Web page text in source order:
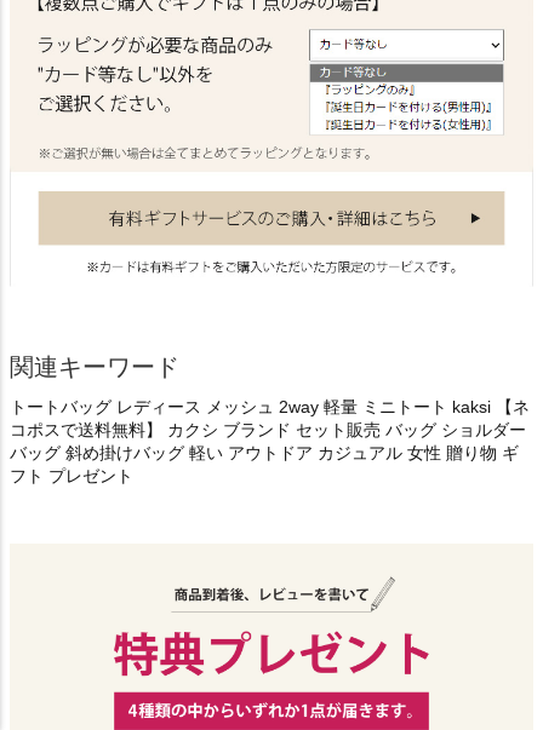
関連キーワード
トートバッグ レディース メッシュ 2way 軽量 ミニトート kaksi 【ネ
コポスで送料無料】 カクシ ブランド セット販売 バッグ ショルダー
バッグ 斜め掛けバッグ 軽い アウトドア カジュアル 女性 贈り物 ギ
フト プレゼント